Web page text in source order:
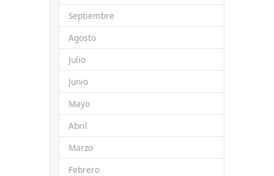
Septiembre
Agosto
Julio
Junio
Mayo
Abril
Marzo
Febrero